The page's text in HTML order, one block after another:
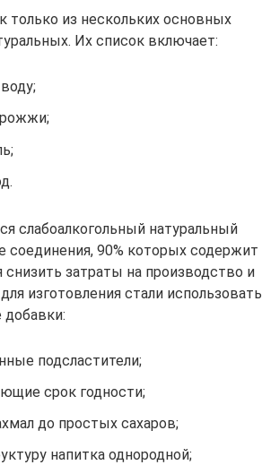
только из нескольких основных
Их список включает:
слабоалкогольный натуральный
90% которых содержит
затраты на производство и
изготовления стали использовать
подсластители;
срок годности;
до простых сахаров;
напитка однородной;